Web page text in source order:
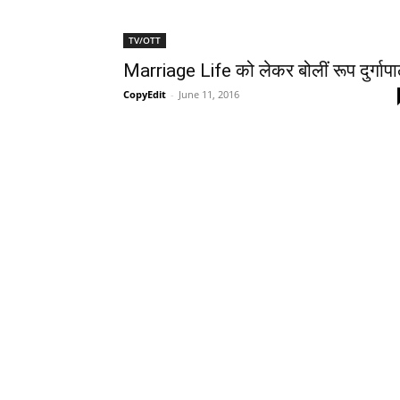
TV/OTT
Marriage Life को लेकर बोलीं रूप
CopyEdit - June 11, 2016